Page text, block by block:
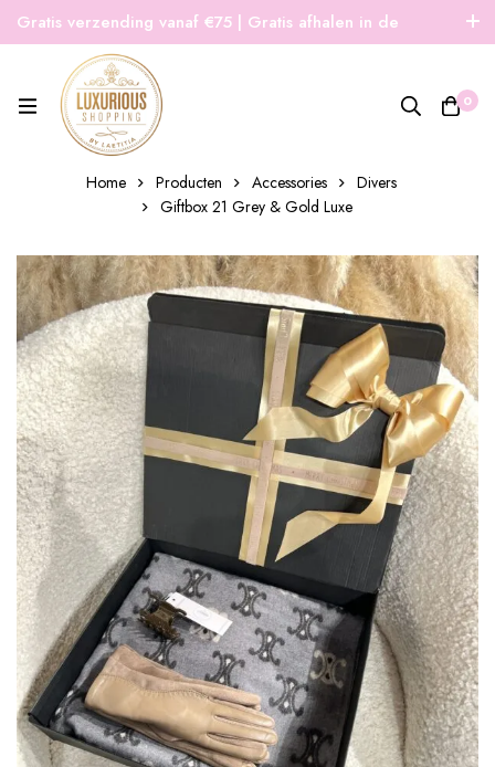
Gratis verzending vanaf €75 | Gratis afhalen in de
winkel | Snelle verzending
0
Home Producten Accessories
Divers
Giftbox 21 Grey & Gold Luxe